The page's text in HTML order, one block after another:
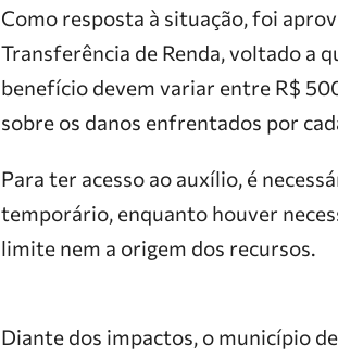
Como resposta à situação, foi
Transferência de Renda, voltado a
benefício devem variar entre R$
sobre os danos enfrentados por
Para ter acesso ao auxílio, é
temporário, enquanto houver
limite nem a origem dos recursos.
Diante dos impactos, o município